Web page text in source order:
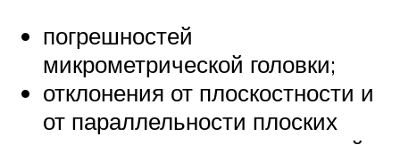
погрешностей
микрометрической головки;
отклонения от плоскостности и
от параллельности плоских